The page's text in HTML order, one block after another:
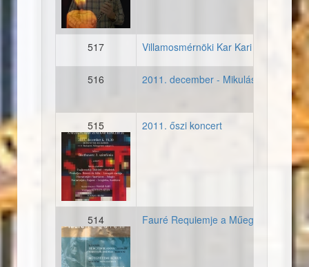
517 Villamosmérnöki Kar Kari Tanácsűlés
516 2011. december - Mikulás
515 2011. őszi koncert
514 Fauré Requiemje a Műegyetem